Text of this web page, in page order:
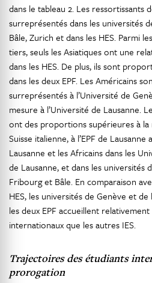
dans le tableau 2. Les ressortissants
surreprésentés dans les universités
Bâle, Zurich et dans les HES. Parmi
tiers, seuls les Asiatiques ont une
dans les HES. De plus, ils sont
dans les deux EPF. Les Américains
surreprésentés à l’Université de
mesure à l’Université de Lausanne.
ont des proportions supérieures à la
Suisse italienne, à l’EPF de Lausanne
Lausanne et les Africains dans les
de Lausanne, et dans les universités
Fribourg et Bâle. En comparaison
HES, les universités de Genève et de
les deux EPF accueillent relativement
internationaux que les autres IES.
Trajectoires des étudiants
prorogation